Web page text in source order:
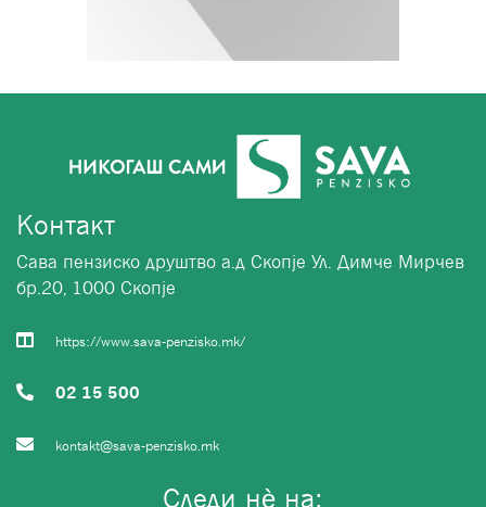
Следи нѐ на:
Контакт
Сава пензиско друштво а.д Скопје Ул. Димче Мирчев
бр.20, 1000 Скопје
https://www.sava-penzisko.mk/
02 15 500
kontakt@sava-penzisko.mk